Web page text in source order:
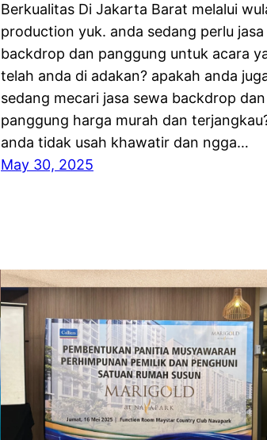
Berkualitas Di Jakarta Barat melalui
production yuk. anda sedang perlu jasa
backdrop dan panggung untuk acara
telah anda di adakan? apakah anda
sedang mecari jasa sewa backdrop dan
panggung harga murah dan
anda tidak usah khawatir dan ngga…
May 30, 2025